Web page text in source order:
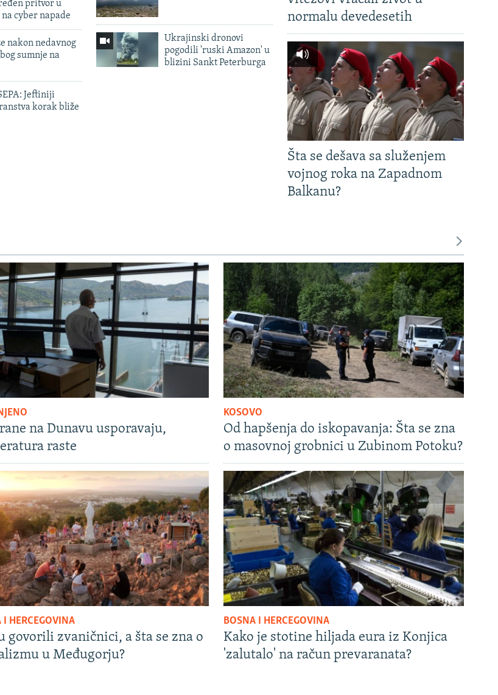
pritvor u
cyber napade
nakon nedavnog
sumnje na
Jeftiniji
korak bliže
Ukrajinski dronovi
pogodili 'ruski Amazon' u
blizini Sankt Peterburga
normalu devedesetih
Šta se dešava sa služenjem
vojnog roka na Zapadnom
Balkanu?
na Dunavu usporavaju,
raste
KOSOVO
Od hapšenja do iskopavanja: Šta se zna
o masovnoj grobnici u Zubinom Potoku?
I HERCEGOVINA
govorili zvaničnici, a šta se zna o
u Međugorju?
BOSNA I HERCEGOVINA
Kako je stotine hiljada eura iz Konjica
'zalutalo' na račun prevaranata?